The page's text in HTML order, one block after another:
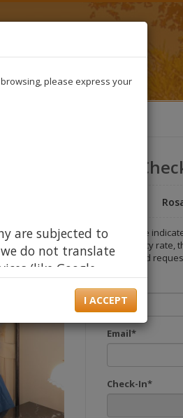
*
The price
Occupancy
the period
Email*
Check-In*
please express your
are subjected to
do not translate
(like Google
Policy) from
and at your
the
Cookies su
I ACCEPT